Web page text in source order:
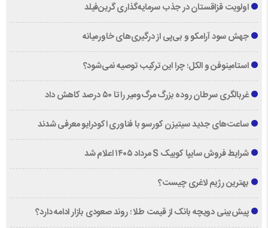
اولویت قزاقستان در جذب سرمایه‌گذاری گرین‌فیلد
جهش سود آرامکو و بی‌پی از درگیری‌های خاورمیانه
استامینوفن و الکل؛ چرا این ترکیب توصیه نمی‌شود؟
غربالگری سرطان روده بزرگ مرگ‌ومیر را تا ۵۰ درصد کاهش داد
ساعت‌های جدید سیتیزن کورسو با فناوری اکودرایو معرفی شدند
شرایط فروش سایپا کوییک S مرداد ۱۴۰۵ اعلام شد
بهترین رژیم لاغری چیست؟
پیش‌بینی دویچه‌ بانک از قیمت طلا ؛ روند صعودی بازار ادامه دارد؟